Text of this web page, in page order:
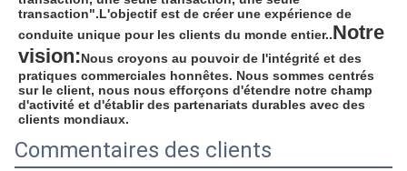
transaction".L'objectif est de créer une expérience de
conduite unique pour les clients du monde entier..Notre
vision:Nous croyons au pouvoir de l'intégrité et des
pratiques commerciales honnêtes. Nous sommes centrés
sur le client, nous nous efforçons d'étendre notre champ
d'activité et d'établir des partenariats durables avec des
clients mondiaux.
Commentaires des clients